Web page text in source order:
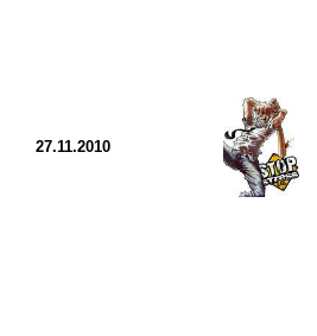
27.11.2010